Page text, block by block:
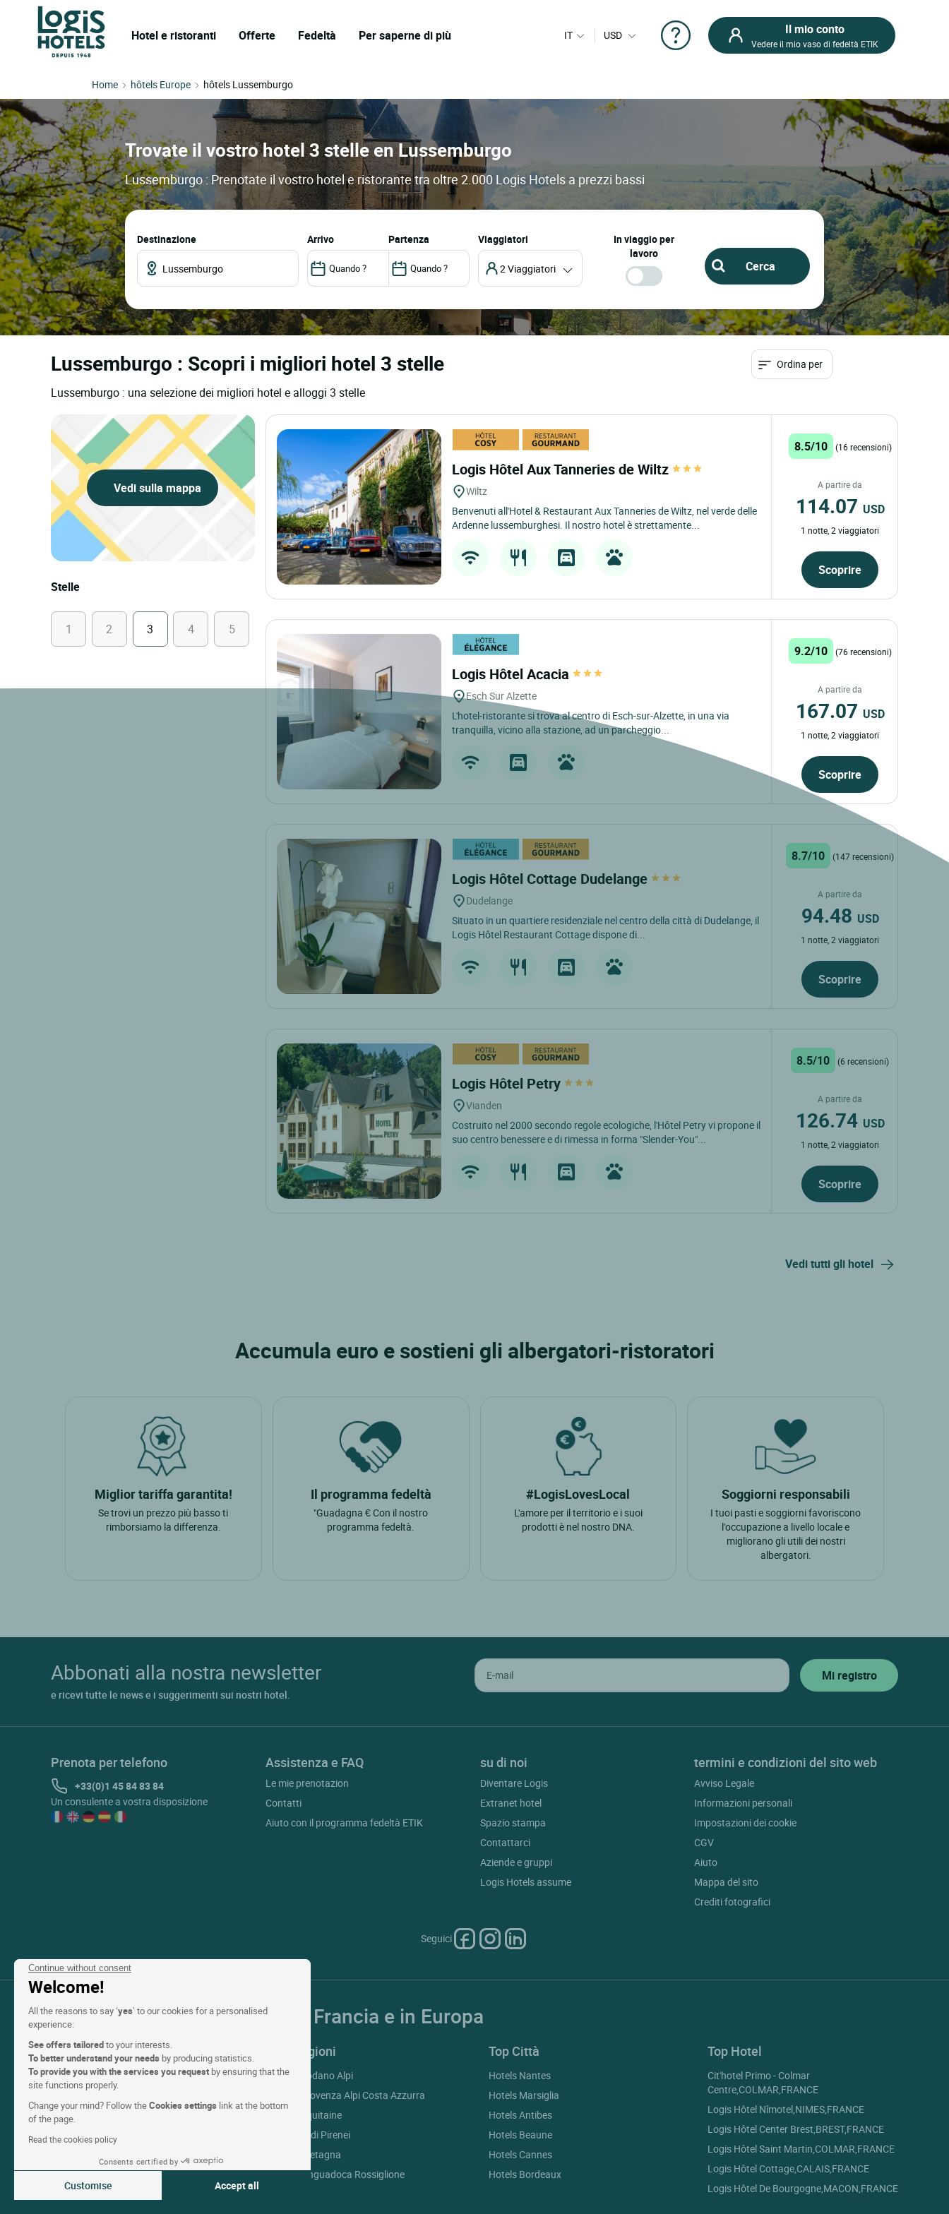
Continue without consent
Welcome!
All the reasons to say ‘yes’ to our cookies for a personalised
experience:
See offers tailoredto your interests.
To better understand your needs by producing statistics.
To provide you with the services you request by ensuring that the
site functions properly.
Change your mind? Follow theCookies settings link at the bottom
of the page.
Read the cookies policy
Consents certified by
Customise Accept all
Hotel e ristoranti Offerte Fedeltà Per saperne di più IT USD Il mio conto
Vedere il mio vaso di fedeltà ETIK
Home hôtels Europe hôtels Lussemburgo
Trovate il vostro hotel 3 stelle en Lussemburgo
Lussemburgo : Prenotate il vostro hotel e ristorante tra oltre 2.000 Logis Hotels a prezzi bassi
Destinazione arrivo partenza Viaggiatori
2 Viaggiatori
In viaggio per
lavoro
Lussemburgo : Scopri i migliori hotel 3 stelle
Lussemburgo : una selezione dei migliori hotel e alloggi 3 stelle
Ordina per
Vedi sulla mappa
Stelle
1 2 3 4 5
Logis Hôtel Aux Tanneries de Wiltz
Wiltz
Benvenuti all'Hotel & Restaurant Aux Tanneries de Wiltz, nel verde delle
Ardenne lussemburghesi. Il nostro hotel è strettamente...
8.5/10 (16 recensioni)
A partire da
114.07 USD
1 notte, 2 viaggiatori
Scoprire
Logis Hôtel Acacia
Esch Sur Alzette
L'hotel-ristorante si trova al centro di Esch-sur-Alzette, in una via
tranquilla, vicino alla stazione, ad un parcheggio...
9.2/10 (76 recensioni)
A partire da
167.07 USD
1 notte, 2 viaggiatori
Scoprire
Logis Hôtel Cottage Dudelange
Dudelange
Situato in un quartiere residenziale nel centro della città di Dudelange, il
Logis Hôtel Restaurant Cottage dispone di...
8.7/10 (147 recensioni)
A partire da
94.48 USD
1 notte, 2 viaggiatori
Scoprire
Logis Hôtel Petry
Vianden
Costruito nel 2000 secondo regole ecologiche, l'Hôtel Petry vi propone il
suo centro benessere e di rimessa in forma "Slender-You"...
8.5/10 (6 recensioni)
A partire da
126.74 USD
1 notte, 2 viaggiatori
Scoprire
Vedi tutti gli hotel
Accumula euro e sostieni gli albergatori-ristoratori
Miglior tariffa garantita!
Se trovi un prezzo più basso ti
rimborsiamo la differenza.
Il programma fedeltà
"Guadagna € Con il nostro
programma fedeltà.
#LogisLovesLocal
L'amore per il territorio e i suoi
prodotti è nel nostro DNA.
Soggiorni responsabili
I tuoi pasti e soggiorni favoriscono
l'occupazione a livello locale e
migliorano gli utili dei nostri
albergatori.
Abbonati alla nostra newsletter
e ricevi tutte le news e i suggerimenti sui nostri hotel.
Prenota per telefono
+33(0)1 45 84 83 84
Un consulente a vostra disposizione
Assistenza e FAQ
Le mie prenotazion
Contatti
Aiuto con il programma fedeltà ETIK
su di noi
Diventare Logis
Extranet hotel
Spazio stampa
Contattarci
Aziende e gruppi
Logis Hotels assume
termini e condizioni del sito web
Avviso Legale
Informazioni personali
Impostazioni dei cookie
CGV
Aiuto
Mappa del sito
Crediti fotografici
Seguici
La nostra selezione d’hotel in Francia e in Europa
Top Paesi
Hotels Francia
Hotels Italia
Hotels Canada
Hotels Spagna
Hotels Germania
Hotels Lussemburgo
Top Regioni
Hotels Rodano Alpi
Hotels Provenza Alpi Costa Azzurra
Hotels Aquitaine
Hotels Midi Pirenei
Hotels Bretagna
Hotels Linguadoca Rossiglione
Top Città
Hotels Nantes
Hotels Marsiglia
Hotels Antibes
Hotels Beaune
Hotels Cannes
Hotels Bordeaux
Top Hotel
Cit'hotel Primo - Colmar
Centre,COLMAR,FRANCE
Logis Hôtel Nîmotel,NIMES,FRANCE
Logis Hôtel Center Brest,BREST,FRANCE
Logis Hôtel Saint Martin,COLMAR,FRANCE
Logis Hôtel Cottage,CALAIS,FRANCE
Logis Hôtel De Bourgogne,MACON,FRANCE